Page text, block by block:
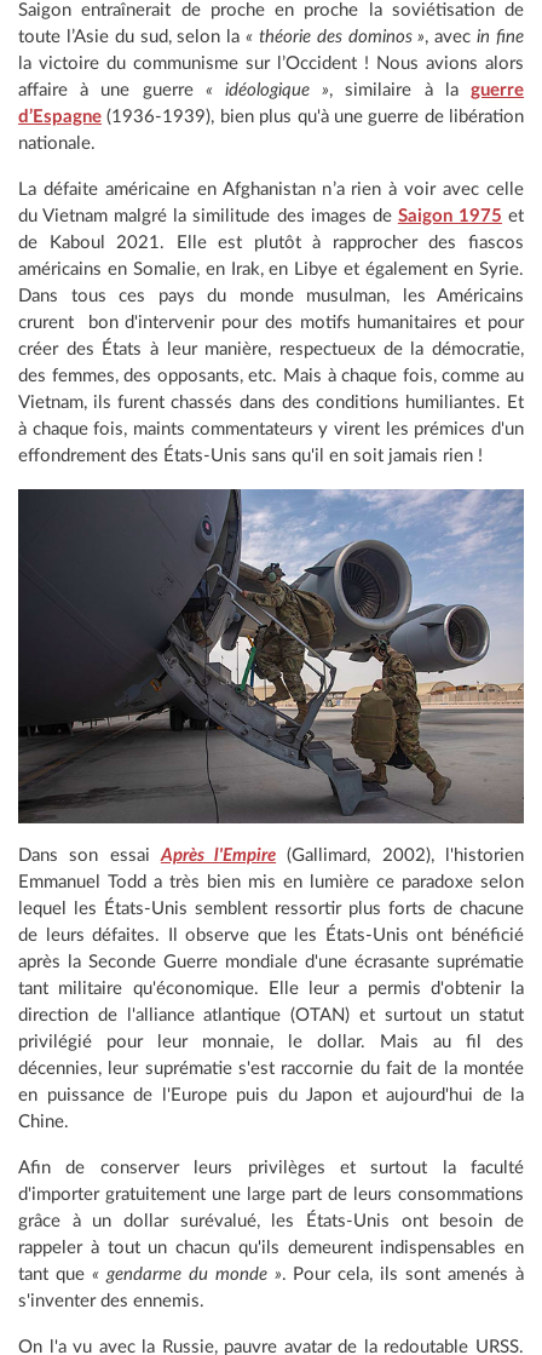
Saigon entraînerait de proche en proche la soviétisation de
toute l’Asie du sud, selon la« théorie des dominos », avecin fine
la victoire du communisme sur l’Occident ! Nous avions alors
affaire à une guerre « idéologique », similaire à laguerre
d’Espagne (1936-1939), bien plus qu'à une guerre de libération
nationale.
La défaite américaine en Afghanistan n’a rien à voir avec celle
du Vietnam malgré la similitude des images de Saigon 1975 et
de Kaboul 2021. Elle est plutôt à rapprocher des fiascos
américains en Somalie, en Irak, en Libye et également en Syrie.
Dans tous ces pays du monde musulman, les Américains
crurent bon d'intervenir pour des motifs humanitaires et pour
créer des États à leur manière, respectueux de la démocratie,
des femmes, des opposants, etc. Mais à chaque fois, comme au
Vietnam, ils furent chassés dans des conditions humiliantes. Et
à chaque fois, maints commentateurs y virent les prémices d'un
effondrement des États-Unis sans qu'il en soit jamais rien !
Dans son essai Après l'Empire (Gallimard, 2002), l'historien
Emmanuel Todd a très bien mis en lumière ce paradoxe selon
lequel les États-Unis semblent ressortir plus forts de chacune
de leurs défaites. Il observe que les États-Unis ont bénéficié
après la Seconde Guerre mondiale d'une écrasante suprématie
tant militaire qu'économique. Elle leur a permis d'obtenir la
direction de l'alliance atlantique (OTAN) et surtout un statut
privilégié pour leur monnaie, le dollar. Mais au fil des
décennies, leur suprématie s'est raccornie du fait de la montée
en puissance de l'Europe puis du Japon et aujourd'hui de la
Chine.
Afin de conserver leurs privilèges et surtout la faculté
d'importer gratuitement une large part de leurs consommations
grâce à un dollar surévalué, les États-Unis ont besoin de
rappeler à tout un chacun qu'ils demeurent indispensables en
tant que « gendarme du monde ». Pour cela, ils sont amenés à
s'inventer des ennemis.
On l'a vu avec la Russie, pauvre avatar de la redoutable URSS.